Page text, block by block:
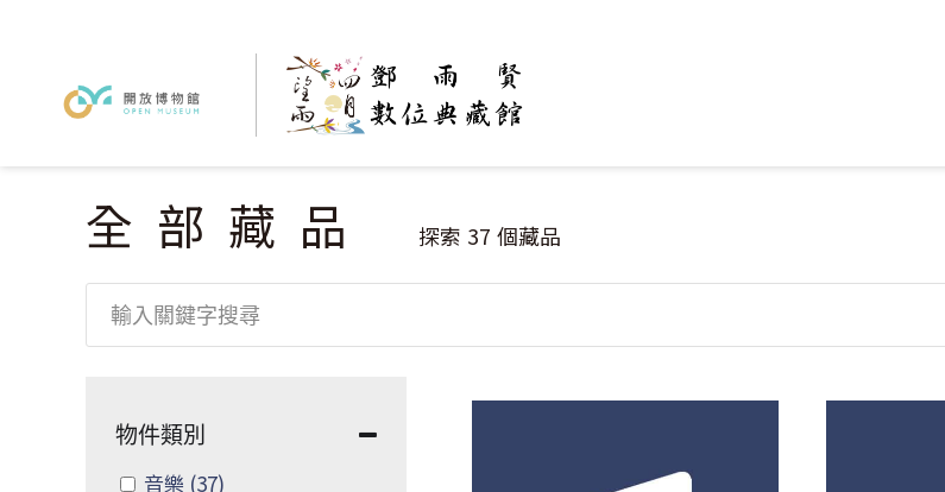
您在這裡
全部藏品 探索 37 個藏品
物件類別
Apply 音樂 filter
音樂 (37)